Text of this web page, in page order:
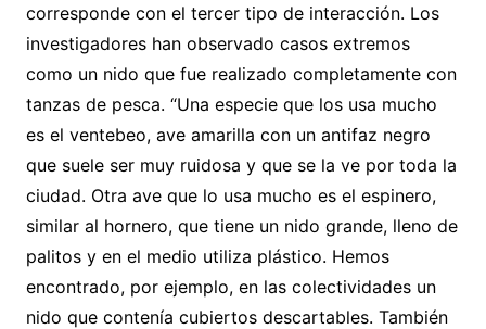
corresponde con el tercer tipo de interacción. Los
investigadores han observado casos extremos
como un nido que fue realizado completamente con
tanzas de pesca. “Una especie que los usa mucho
es el ventebeo, ave amarilla con un antifaz negro
que suele ser muy ruidosa y que se la ve por toda la
ciudad. Otra ave que lo usa mucho es el espinero,
similar al hornero, que tiene un nido grande, lleno de
palitos y en el medio utiliza plástico. Hemos
encontrado, por ejemplo, en las colectividades un
nido que contenía cubiertos descartables. También